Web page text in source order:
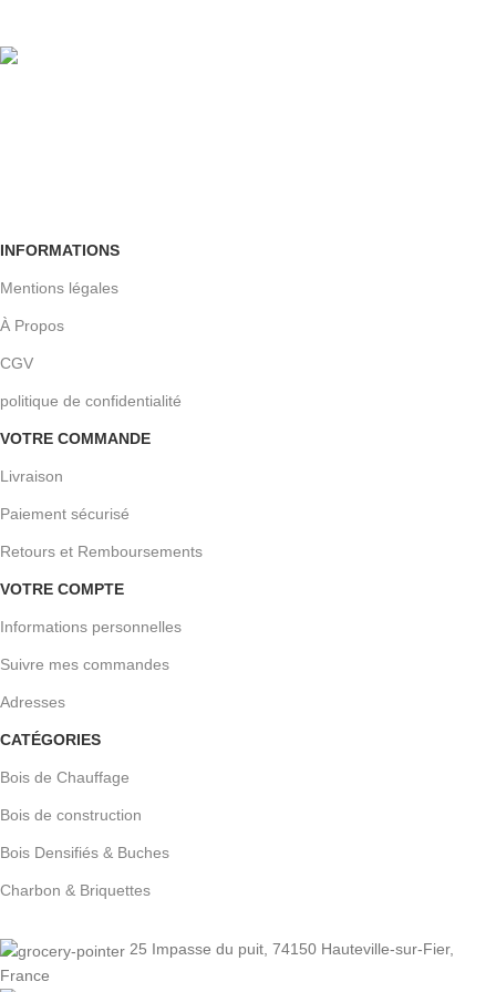
INFORMATIONS
Mentions légales
À Propos
CGV
politique de confidentialité
VOTRE COMMANDE
Livraison
Paiement sécurisé
Retours et Remboursements
VOTRE COMPTE
Informations personnelles
Suivre mes commandes
Adresses
CATÉGORIES
Bois de Chauffage
Bois de construction
Bois Densifiés & Buches
Charbon & Briquettes
25 Impasse du puit, 74150 Hauteville-sur-Fier,
France